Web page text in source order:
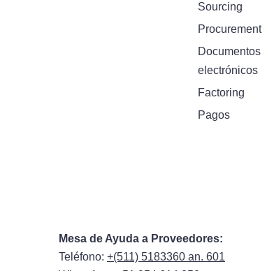
Sourcing
Procurement
Documentos
electrónicos
Factoring
Pagos
Mesa de Ayuda a Proveedores:
Teléfono: +(511) 5183360 an. 601